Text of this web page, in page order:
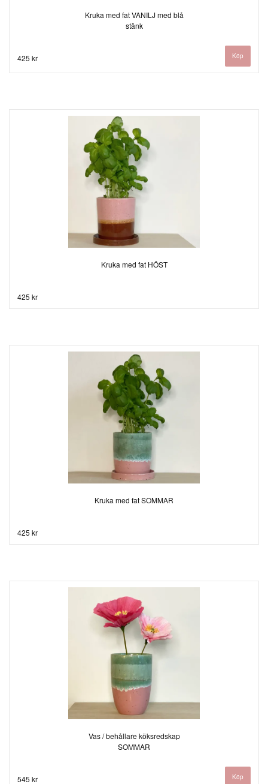
Kruka med fat VANILJ med blå
stänk
425 kr
Kruka med fat HÖST
425 kr
Kruka med fat SOMMAR
425 kr
Vas / behållare köksredskap
SOMMAR
545 kr